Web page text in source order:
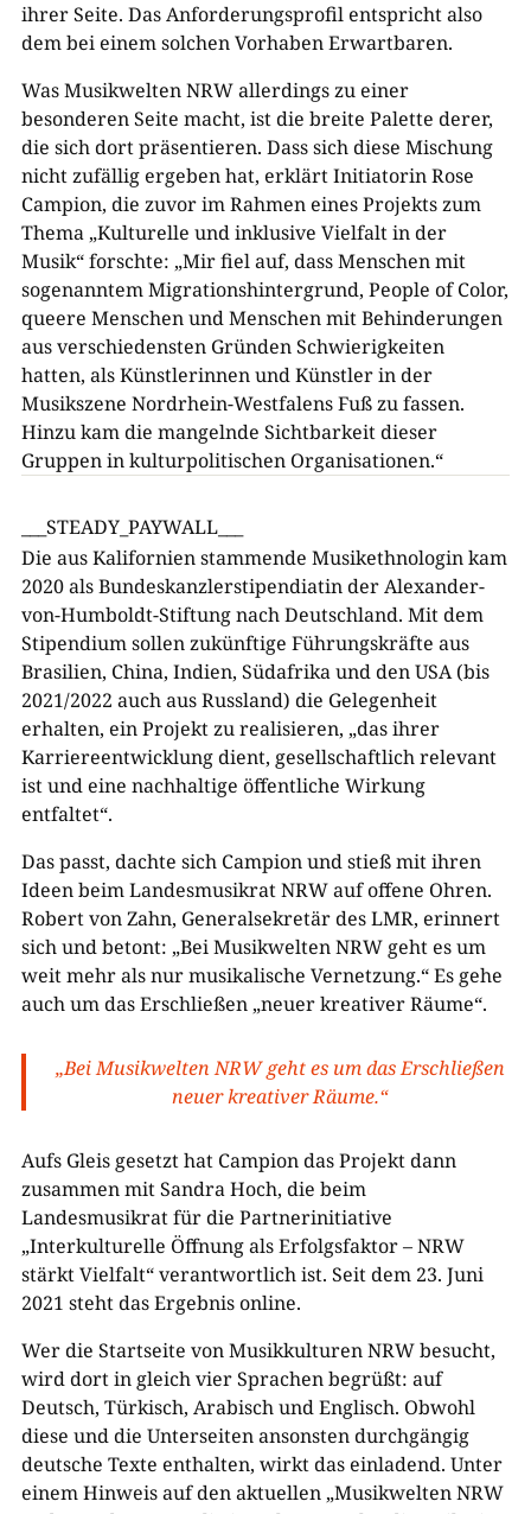
ihrer Seite. Das Anforderungsprofil entspricht also
dem bei einem solchen Vorhaben Erwartbaren.
Was Musikwelten NRW allerdings zu einer
besonderen Seite macht, ist die breite Palette derer,
die sich dort präsentieren. Dass sich diese Mischung
nicht zufällig ergeben hat, erklärt Initiatorin Rose
Campion, die zuvor im Rahmen eines Projekts zum
Thema „Kulturelle und inklusive Vielfalt in der
Musik“ forschte: „Mir fiel auf, dass Menschen mit
sogenanntem Migrationshintergrund, People of Color,
queere Menschen und Menschen mit Behinderungen
aus verschiedensten Gründen Schwierigkeiten
hatten, als Künstlerinnen und Künstler in der
Musikszene Nordrhein-Westfalens Fuß zu fassen.
Hinzu kam die mangelnde Sichtbarkeit dieser
Gruppen in kulturpolitischen Organisationen.“
___STEADY_PAYWALL___
Die aus Kalifornien stammende Musikethnologin kam
2020 als Bundeskanzlerstipendiatin der Alexander-
von-Humboldt-Stiftung nach Deutschland. Mit dem
Stipendium sollen zukünftige Führungskräfte aus
Brasilien, China, Indien, Südafrika und den USA (bis
2021/2022 auch aus Russland) die Gelegenheit
erhalten, ein Projekt zu realisieren, „das ihrer
Karriereentwicklung dient, gesellschaftlich relevant
ist und eine nachhaltige öffentliche Wirkung
entfaltet“.
Das passt, dachte sich Campion und stieß mit ihren
Ideen beim Landesmusikrat NRW auf offene Ohren.
Robert von Zahn, Generalsekretär des LMR, erinnert
sich und betont: „Bei Musikwelten NRW geht es um
weit mehr als nur musikalische Vernetzung.“ Es gehe
auch um das Erschließen „neuer kreativer Räume“.
„Bei Musikwelten NRW geht es um das Erschließen
neuer kreativer Räume.“
Aufs Gleis gesetzt hat Campion das Projekt dann
zusammen mit Sandra Hoch, die beim
Landesmusikrat für die Partnerinitiative
„Interkulturelle Öffnung als Erfolgsfaktor – NRW
stärkt Vielfalt“ verantwortlich ist. Seit dem 23. Juni
2021 steht das Ergebnis online.
Wer die Startseite von Musikkulturen NRW besucht,
wird dort in gleich vier Sprachen begrüßt: auf
Deutsch, Türkisch, Arabisch und Englisch. Obwohl
diese und die Unterseiten ansonsten durchgängig
deutsche Texte enthalten, wirkt das einladend. Unter
einem Hinweis auf den aktuellen „Musikwelten NRW